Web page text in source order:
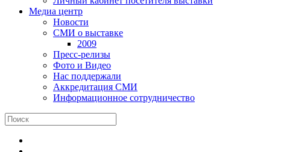
Медиа центр
Новости
СМИ о выставке
2009
Пресс-релизы
Фото и Видео
Нас поддержали
Аккредитация СМИ
Информационное сотрудничество